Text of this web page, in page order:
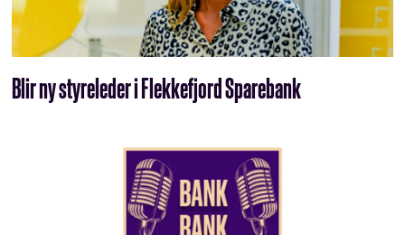
Blir ny styreleder i Flekkefjord Sparebank